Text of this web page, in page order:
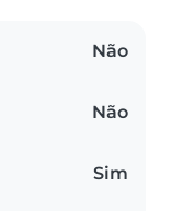
Não
Não
Sim